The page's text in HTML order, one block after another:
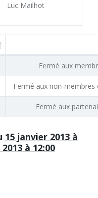
Luc Mailhot
Fermé aux
Fermé aux non-membres
Fermé aux
15 janvier 2013 à
à 12:00